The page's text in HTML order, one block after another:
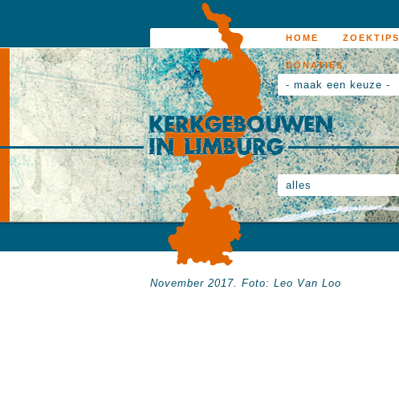
HOME ZOEKTIPS
DONATIES
- maak een keuze -
alles
November 2017. Foto: Leo Van Loo